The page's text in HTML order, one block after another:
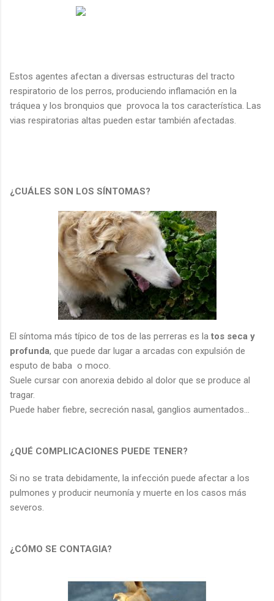
Estos agentes afectan a diversas estructuras del tracto
respiratorio de los perros, produciendo inflamación en la
tráquea y los bronquios que provoca la tos característica. Las
vias respiratorias altas pueden estar también afectadas.
¿CUÁLES SON LOS SÍNTOMAS?
El síntoma más típico de tos de las perreras es la tos seca y
profunda, que puede dar lugar a arcadas con expulsión de
esputo de baba o moco.
Suele cursar con anorexia debido al dolor que se produce al
tragar.
Puede haber fiebre, secreción nasal, ganglios aumentados...
¿QUÉ COMPLICACIONES PUEDE TENER?
Si no se trata debidamente, la infección puede afectar a los
pulmones y producir neumonía y muerte en los casos más
severos.
¿CÓMO SE CONTAGIA?